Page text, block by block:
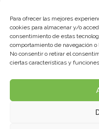
Para ofrecer las mejores
cookies para almacenar y/o
consentimiento de estas
comportamiento de navegación
No consentir o retirar el
ciertas características y
You must be
This course is
Click